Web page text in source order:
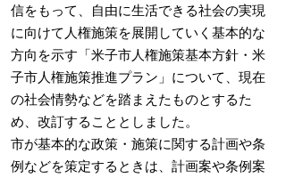
信をもって、自由に生活できる社会の実現
に向けて人権施策を展開していく基本的な
方向を示す「米子市人権施策基本方針・米
子市人権施策推進プラン」について、現在
の社会情勢などを踏まえたものとするた
め、改訂することとしました。
市が基本的な政策・施策に関する計画や条
例などを策定するときは、計画案や条例案